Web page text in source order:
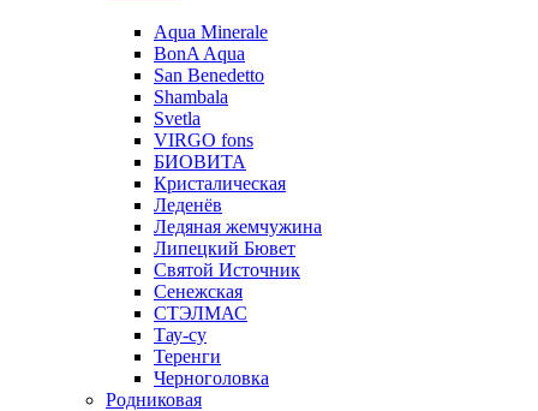
Aqua Minerale
BonA Aqua
San Benedetto
Shambala
Svetla
VIRGO fons
БИОВИТА
Кристалическая
Леденёв
Ледяная жемчужина
Липецкий Бювет
Святой Источник
Сенежская
СТЭЛМАС
Тау-су
Теренги
Черноголовка
Родниковая